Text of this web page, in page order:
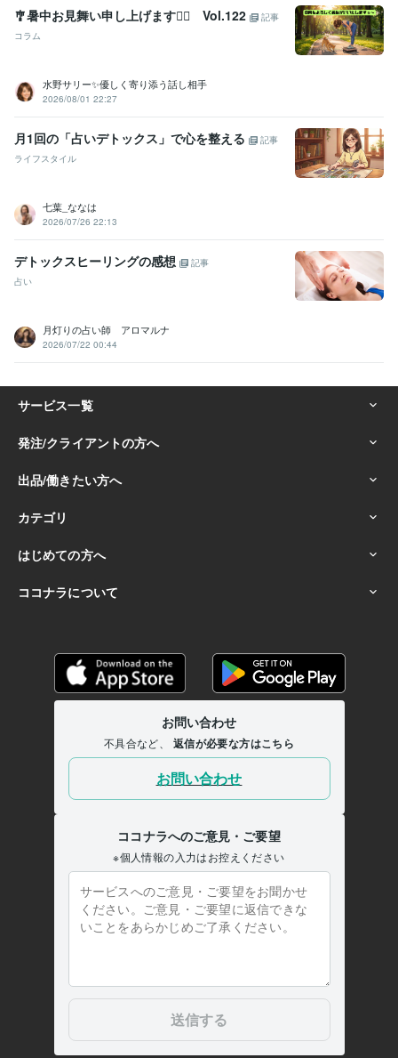
🎐暑中お見舞い申し上げます🙇‍♀️ Vol.122
記事
コラム
水野サリー✨優しく寄り添う話し相手
2026/08/01 22:27
月1回の「占いデトックス」で心を整える
記事
ライフスタイル
七葉_ななは
2026/07/26 22:13
デトックスヒーリングの感想
記事
占い
月灯りの占い師 アロマルナ
2026/07/22 00:44